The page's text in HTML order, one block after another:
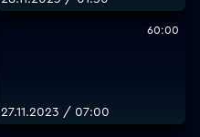
60:00
27.11.2023 / 07:00